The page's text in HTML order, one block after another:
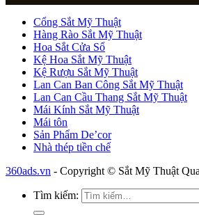
Cổng Sắt Mỹ Thuật
Hàng Rào Sắt Mỹ Thuật
Hoa Sắt Cửa Sổ
Kệ Hoa Sắt Mỹ Thuật
Kệ Rượu Sắt Mỹ Thuật
Lan Can Ban Công Sắt Mỹ Thuật
Lan Can Cầu Thang Sắt Mỹ Thuật
Mái Kính Sắt Mỹ Thuật
Mái tôn
Sản Phẩm De’cor
Nhà thép tiền chế
360ads.vn - Copyright © Sắt Mỹ Thuật
Tìm kiếm: